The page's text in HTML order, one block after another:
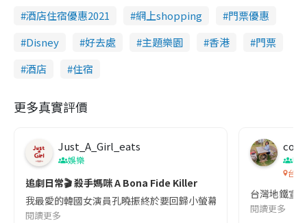
酒店住宿優惠2021
網上shopping
門票優惠
Disney
好去處 主題樂園 香港
門票
酒店
住宿
更多真實評價
Just_A_Girl_eats
娛樂
追劇日常🎬 殺手媽咪 A Bona Fide Killer
我最愛的韓國女演員孔曉振終於要回歸小螢幕啦!這次的劇本改編
閱讀更多
co
吹
台灣
台灣地鐵宣
閱讀更多